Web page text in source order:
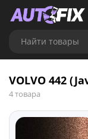
Найти товары
VOLVO 442
4 товара